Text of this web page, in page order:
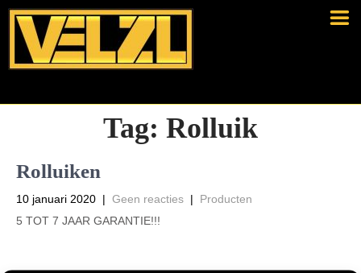
Tag: Rolluik
Rolluiken
10 januari 2020 | Geen reacties | Producten
5 TOT 7 JAAR GARANTIE!!!